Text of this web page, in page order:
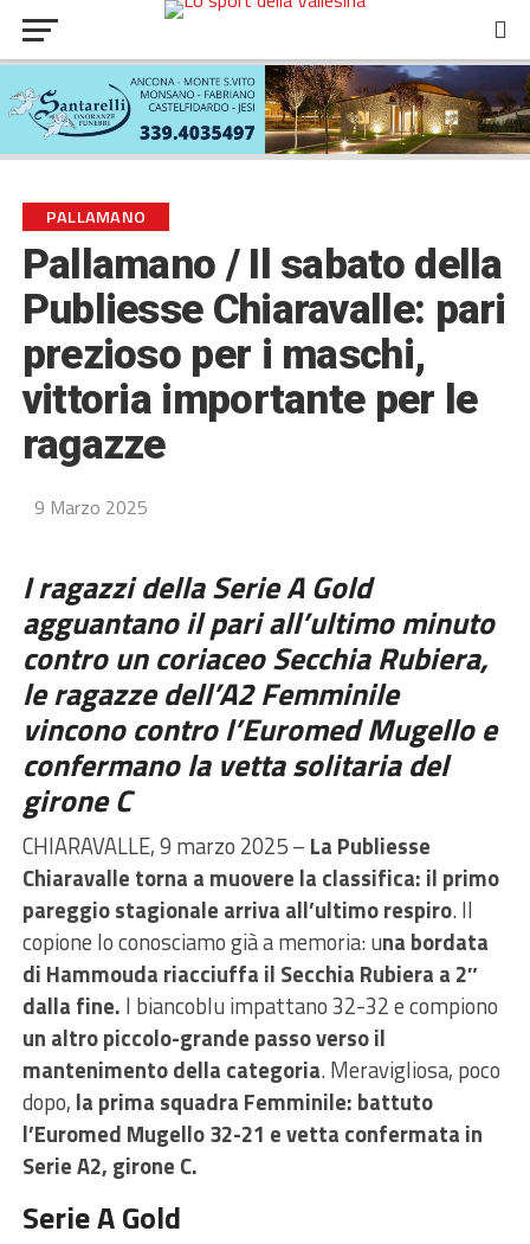
PALLAMANO
Pallamano / Il sabato della
Publiesse Chiaravalle: pari
prezioso per i maschi,
vittoria importante per le
ragazze
9 Marzo 2025
I ragazzi della Serie A Gold
agguantano il pari all’ultimo minuto
contro un coriaceo Secchia Rubiera,
le ragazze dell’A2 Femminile
vincono contro l’Euromed Mugello e
confermano la vetta solitaria del
girone C
CHIARAVALLE, 9 marzo 2025 – La Publiesse
Chiaravalle torna a muovere la classifica: il primo
pareggio stagionale arriva all’ultimo respiro. Il
copione lo conosciamo già a memoria: una bordata
di Hammouda riacciuffa il Secchia Rubiera a 2″
dalla fine. I biancoblu impattano 32-32 e compiono
un altro piccolo-grande passo verso il
mantenimento della categoria. Meravigliosa, poco
dopo, la prima squadra Femminile: battuto
l’Euromed Mugello 32-21 e vetta confermata in
Serie A2, girone C.
Serie A Gold